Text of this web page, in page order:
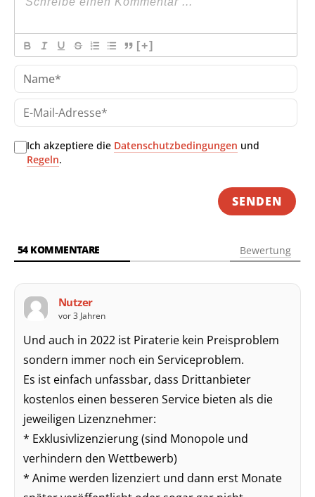
[+]
E-
Ich akzeptiere die Datenschutzbedingungen und
Regeln.
54KOMMENTARE Bewertung
Nutzer
vor 3 Jahren
Und auch in 2022 ist Piraterie kein Preisproblem
sondern immer noch ein Serviceproblem.
Es ist einfach unfassbar, dass Drittanbieter
kostenlos einen besseren Service bieten als die
jeweiligen Lizenznehmer:
* Exklusivlizenzierung (sind Monopole und
verhindern den Wettbewerb)
* Anime werden lizenziert und dann erst Monate